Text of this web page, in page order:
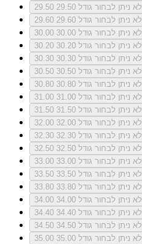
29.50
לא ניתן לבחור גודל 29.50
29.60
לא ניתן לבחור גודל 29.60
30.00
לא ניתן לבחור גודל 30.00
30.20
לא ניתן לבחור גודל 30.20
30.30
לא ניתן לבחור גודל 30.30
30.50
לא ניתן לבחור גודל 30.50
30.80
לא ניתן לבחור גודל 30.80
31.00
לא ניתן לבחור גודל 31.00
31.50
לא ניתן לבחור גודל 31.50
32.00
לא ניתן לבחור גודל 32.00
32.30
לא ניתן לבחור גודל 32.30
32.50
לא ניתן לבחור גודל 32.50
33.00
לא ניתן לבחור גודל 33.00
33.50
לא ניתן לבחור גודל 33.50
33.80
לא ניתן לבחור גודל 33.80
34.00
לא ניתן לבחור גודל 34.00
34.40
לא ניתן לבחור גודל 34.40
34.50
לא ניתן לבחור גודל 34.50
35.00
לא ניתן לבחור גודל 35.00